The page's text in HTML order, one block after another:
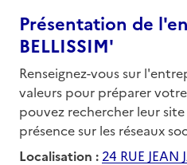
Présentation de
BELLISSIM'
Renseignez-vous sur
valeurs pour préparer
pouvez rechercher leur
présence sur les réseaux
Localisation : 24 RUE JEAN